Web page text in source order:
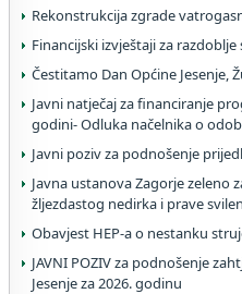
Rekonstrukcija zgrade
Financijski izvještaji za razdoblje
Čestitamo Dan Općine Jesenje,
Javni natječaj za financiranje
godini- Odluka načelnika o
Javni poziv za podnošenje
Javna ustanova Zagorje
žljezdastog nedirka i prave
Obavjest HEP-a o nestanku
JAVNI POZIV za podnošenje
Jesenje za 2026. godinu